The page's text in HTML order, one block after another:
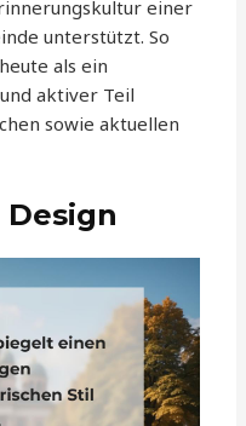
einer
unterstützt. So
als ein
aktiver Teil
sowie aktuellen